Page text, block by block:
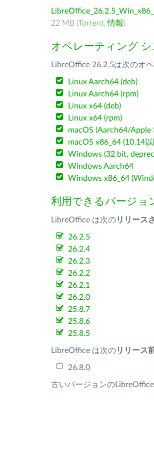
22 MB (Torrent,情報)
オペレーティング シ
LibreOffice 26.2.5は次のオ
Linux Aarch64 (deb)
Linux Aarch64 (rpm)
Linux x64 (deb)
Linux x64 (rpm)
macOS (Aarch64/Apple
macOS x86_64 (10.14
Windows (32 bit,
Windows Aarch64
Windows x86_64
利用できるバージョ
LibreOffice は次のリリース
26.2.5
26.2.4
26.2.3
26.2.2
26.2.1
26.2.0
25.8.7
25.8.6
25.8.5
LibreOffice は次のリリース
26.8.0
古いバージョンの